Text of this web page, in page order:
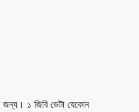
জন্য। ১ জিবি ডেটা যেকোন